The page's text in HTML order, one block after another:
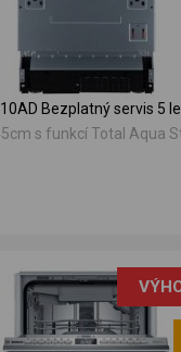
Bezplatný servis 5
s funkcí Total Aqua